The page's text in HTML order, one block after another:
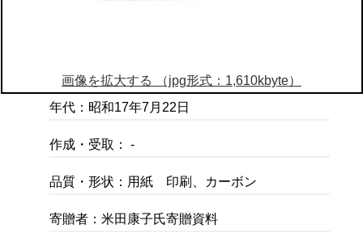
画像を拡大する （jpg形式：1,610kbyte）
年代：昭和17年7月22日
作成・受取： -
品質・形状：用紙 印刷、カーボン
寄贈者：米田康子氏寄贈資料